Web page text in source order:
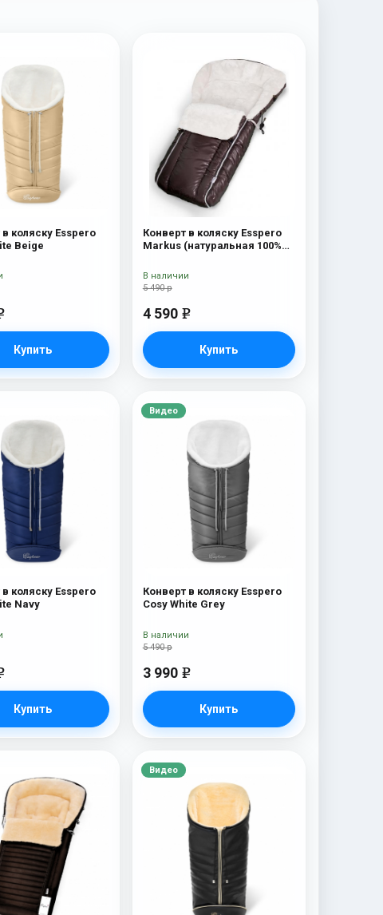
коляску Esspero
Beige
Купить
Конверт в коляску Esspero
Markus (натуральная 100%
5 490 р
4 590 e
Купить
В наличии
коляску Esspero
Navy
Купить
Видео
Конверт в коляску Esspero
Cosy White Grey
5 490 р
3 990 e
Купить
В наличии
Видео